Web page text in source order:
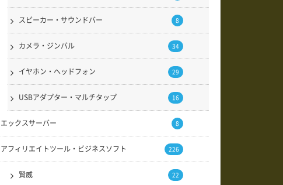
スピーカー・サウンドバー 8
カメラ・ジンバル 34
イヤホン・ヘッドフォン 29
USBアダプター・マルチタップ 16
エックスサーバー 8
アフィリエイトツール・ビジネスソフト 226
賢威 22